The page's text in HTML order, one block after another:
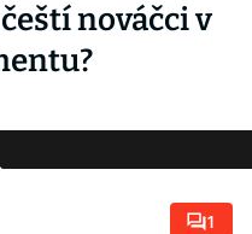
nováčci v
1